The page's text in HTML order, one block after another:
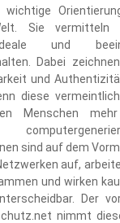
wichtige
Sie vermitteln
und
Dabei
und
diese
Menschen
sind auf dem
auf,
und wirken
Der
nimmt